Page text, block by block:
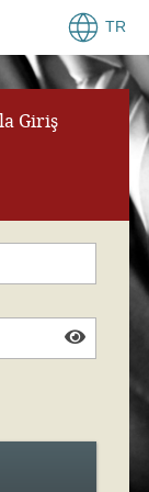
TR
Giriş